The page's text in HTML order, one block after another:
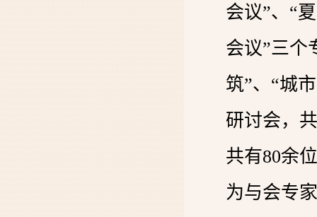
会议”、“
会议”三个
筑”、“城
研讨会，
共有80余
为与会专